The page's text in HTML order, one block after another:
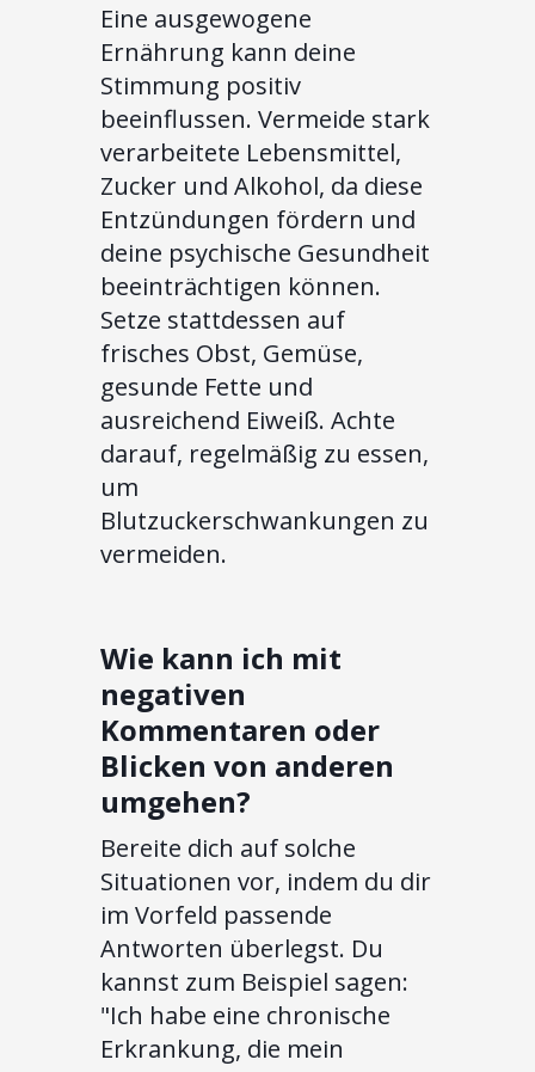
Eine ausgewogene
Ernährung kann deine
Stimmung positiv
beeinflussen. Vermeide stark
verarbeitete Lebensmittel,
Zucker und Alkohol, da diese
Entzündungen fördern und
deine psychische Gesundheit
beeinträchtigen können.
Setze stattdessen auf
frisches Obst, Gemüse,
gesunde Fette und
ausreichend Eiweiß. Achte
darauf, regelmäßig zu essen,
um
Blutzuckerschwankungen zu
vermeiden.
Wie kann ich mit
negativen
Kommentaren oder
Blicken von anderen
umgehen?
Bereite dich auf solche
Situationen vor, indem du dir
im Vorfeld passende
Antworten überlegst. Du
kannst zum Beispiel sagen:
"Ich habe eine chronische
Erkrankung, die mein